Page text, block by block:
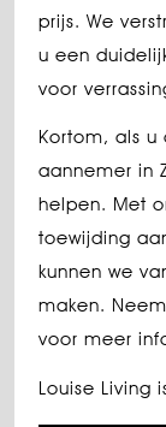
prijs. We
u een
voor
Kortom, als
aannemer in
helpen. Met
toewijding
kunnen we
maken.
voor meer
Louise Living